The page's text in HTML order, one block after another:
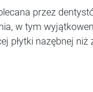
przez
w tym
płytki nazębnej